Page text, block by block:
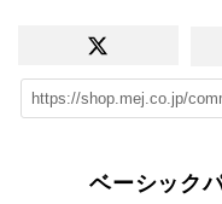
ベーシック